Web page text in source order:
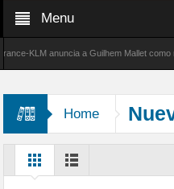
Menu
KLM anuncia a Guilhem Mallet como
Home
Pasajeros